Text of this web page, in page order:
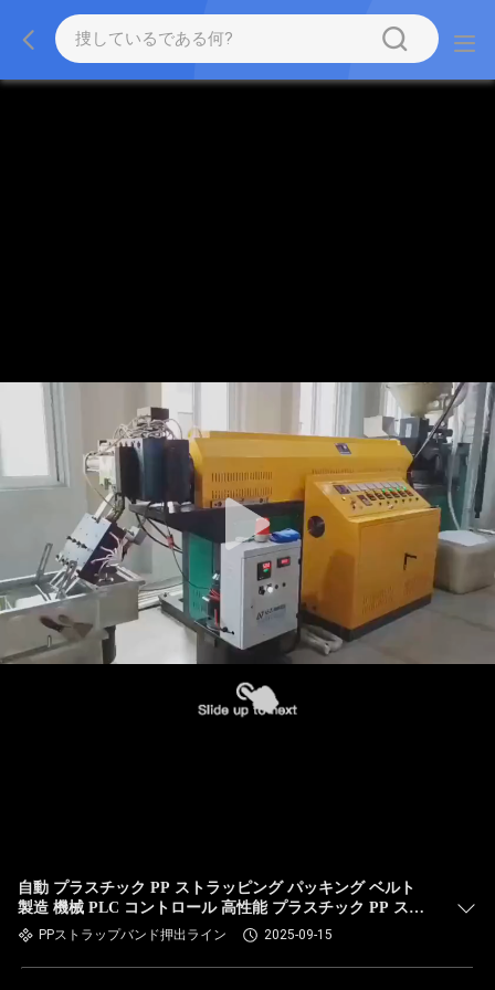
自動 プラスチック PP ストラッピング パッキング ベルト
製造 機械 PLC コントロール 高性能 プラスチック PP スト
ラッピング パッキング PLC
PPストラップバンド押出ライン 2025-09-15